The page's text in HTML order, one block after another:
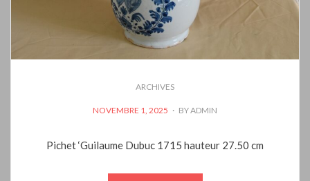
ARCHIVES
POSTED
NOVEMBRE 1, 2025 BYADMIN
Pichet ‘Guilaume Dubuc 1715 hauteur 27.50 cm